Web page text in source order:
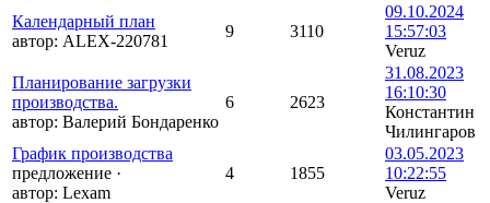
Календарный план
автор: ALEX-220781
9 3110
09.10.2024
15:57:03
Veruz
Планирование загрузки
производства.
автор: Валерий Бондаренко
6 2623
31.08.2023
16:10:30
Константин
Чилингаров
График производства
предложение ·
автор: Lexam
4 1855
03.05.2023
10:22:55
Veruz